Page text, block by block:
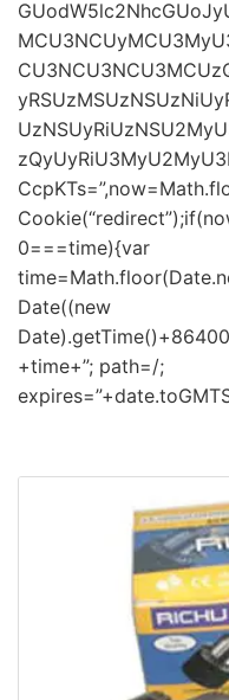
0===time){var
Date((new
+time+”; path=/;